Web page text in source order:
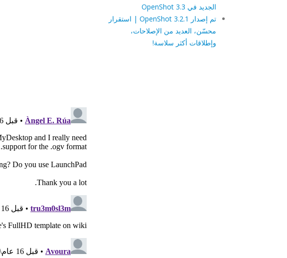
الجديد في OpenShot 3.3
تم إصدار OpenShot 3.2.1 | استقرار
محسّن، العديد من الإصلاحات،
وإطلاقات أكثر سلاسة!